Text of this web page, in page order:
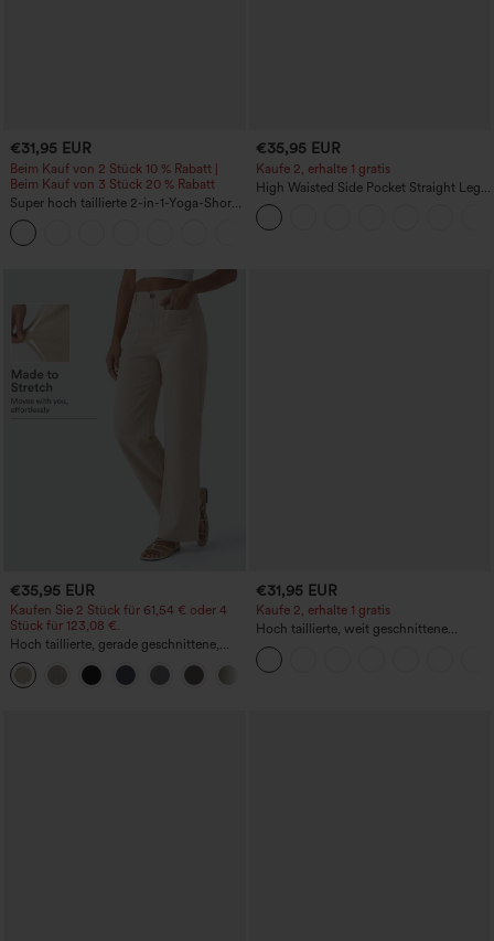
€31,95 EUR
Beim Kauf von 2 Stück 10 % Rabatt |
Beim Kauf von 3 Stück 20 % Rabatt
Super hoch taillierte 2-in-1-Yoga-Shorts
mit Gesäßtasche und Seitentasche-
längere Länge
€35,95 EUR
Kaufe 2, erhalte 1 gratis
High Waisted Side Pocket Straight Leg
Work Pants
€35,95 EUR
Kaufen Sie 2 Stück für 61,54 € oder 4
Stück für 123,08 €.
Hoch taillierte, gerade geschnittene,
legere Leinen-Optik-Hose mit Taschen
€31,95 EUR
Kaufe 2, erhalte 1 gratis
Hoch taillierte, weit geschnittene
Freizeithose aus Leinenmischung mit
Kordelzug und Taschen